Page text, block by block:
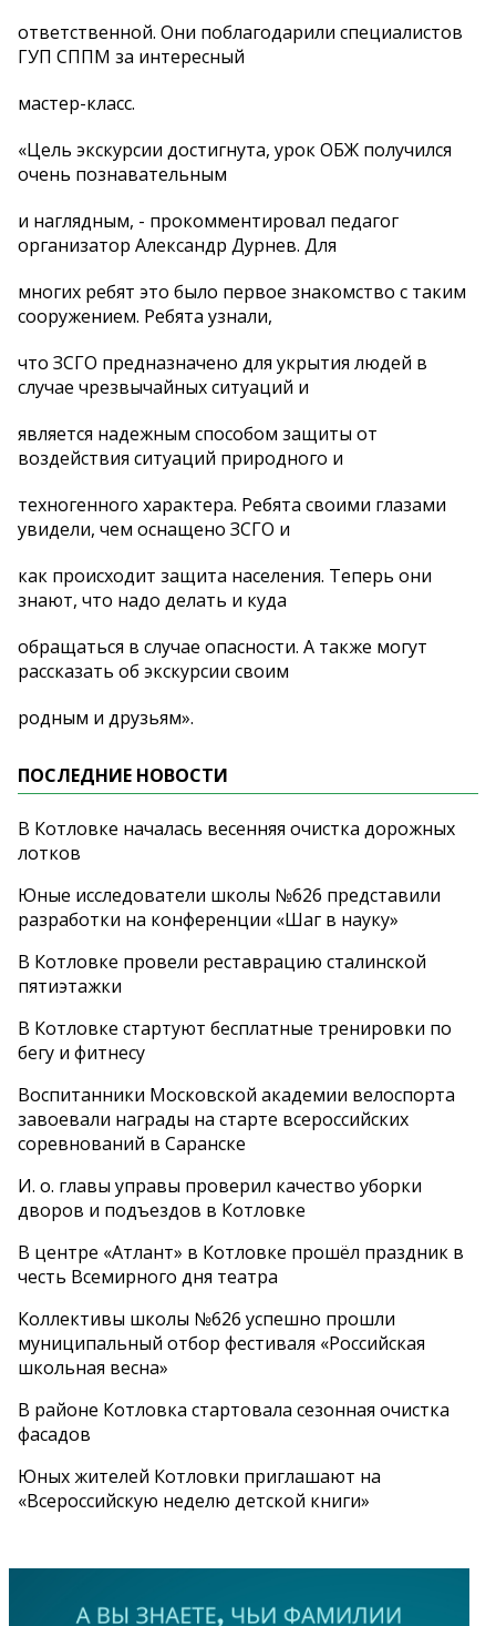
ответственной. Они поблагодарили специалистов
ГУП СППМ за интересный
мастер-класс.
«Цель экскурсии достигнута, урок ОБЖ получился
очень познавательным
и наглядным, - прокомментировал педагог
организатор Александр Дурнев. Для
многих ребят это было первое знакомство с таким
сооружением. Ребята узнали,
что ЗСГО предназначено для укрытия людей в
случае чрезвычайных ситуаций и
является надежным способом защиты от
воздействия ситуаций природного и
техногенного характера. Ребята своими глазами
увидели, чем оснащено ЗСГО и
как происходит защита населения. Теперь они
знают, что надо делать и куда
обращаться в случае опасности. А также могут
рассказать об экскурсии своим
родным и друзьям».
ПОСЛЕДНИЕ НОВОСТИ
В Котловке началась весенняя очистка дорожных
лотков
Юные исследователи школы №626 представили
разработки на конференции «Шаг в науку»
В Котловке провели реставрацию сталинской
пятиэтажки
В Котловке стартуют бесплатные тренировки по
бегу и фитнесу
Воспитанники Московской академии велоспорта
завоевали награды на старте всероссийских
соревнований в Саранске
И. о. главы управы проверил качество уборки
дворов и подъездов в Котловке
В центре «Атлант» в Котловке прошёл праздник в
честь Всемирного дня театра
Коллективы школы №626 успешно прошли
муниципальный отбор фестиваля «Российская
школьная весна»
В районе Котловка стартовала сезонная очистка
фасадов
Юных жителей Котловки приглашают на
«Всероссийскую неделю детской книги»